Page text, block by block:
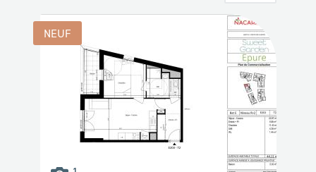
NEUF